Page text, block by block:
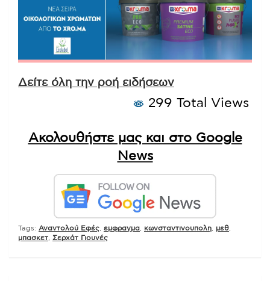
Δείτε όλη την ροή ειδήσεων
299 Total Views
Ακολουθήστε μας και στο Google
News
Tags: Αναντολού Εφές εμφραγμα κωνσταντινουπολη μεθ
μπασκετ
Σερχάτ Γιουνές